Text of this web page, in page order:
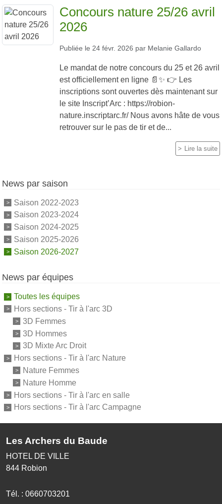
Concours nature 25/26 avril
2026
Publiée le 24 févr. 2026 par Melanie Gallardo
Le mandat de notre concours du 25 et 26 avril
est officiellement en ligne 📄✨ 👉 Les
inscriptions sont ouvertes dès maintenant sur
le site Inscript’Arc : https://robion-
nature.inscriptarc.fr/ Nous avons hâte de vous
retrouver sur le pas de tir et de...
Lire la suite
News par saison
Saison 2022-2023
Saison 2023-2024
Saison 2024-2025
Saison 2025-2026
Saison 2026-2027
News par équipes
Toutes les équipes
Hors sections - Tir à l'arc 3D
3D Femmes
3D Hommes
3D Mixte Arc Droit
Hors sections - Tir à l'arc Nature
Nature Femmes
Nature Homme
Hors sections - Tir à l'arc en salle
Hors sections - Tir à l'arc Campagne
Les Archers du Baude
HOTEL DE VILLE
844 Robion
Tél. : 0660703201